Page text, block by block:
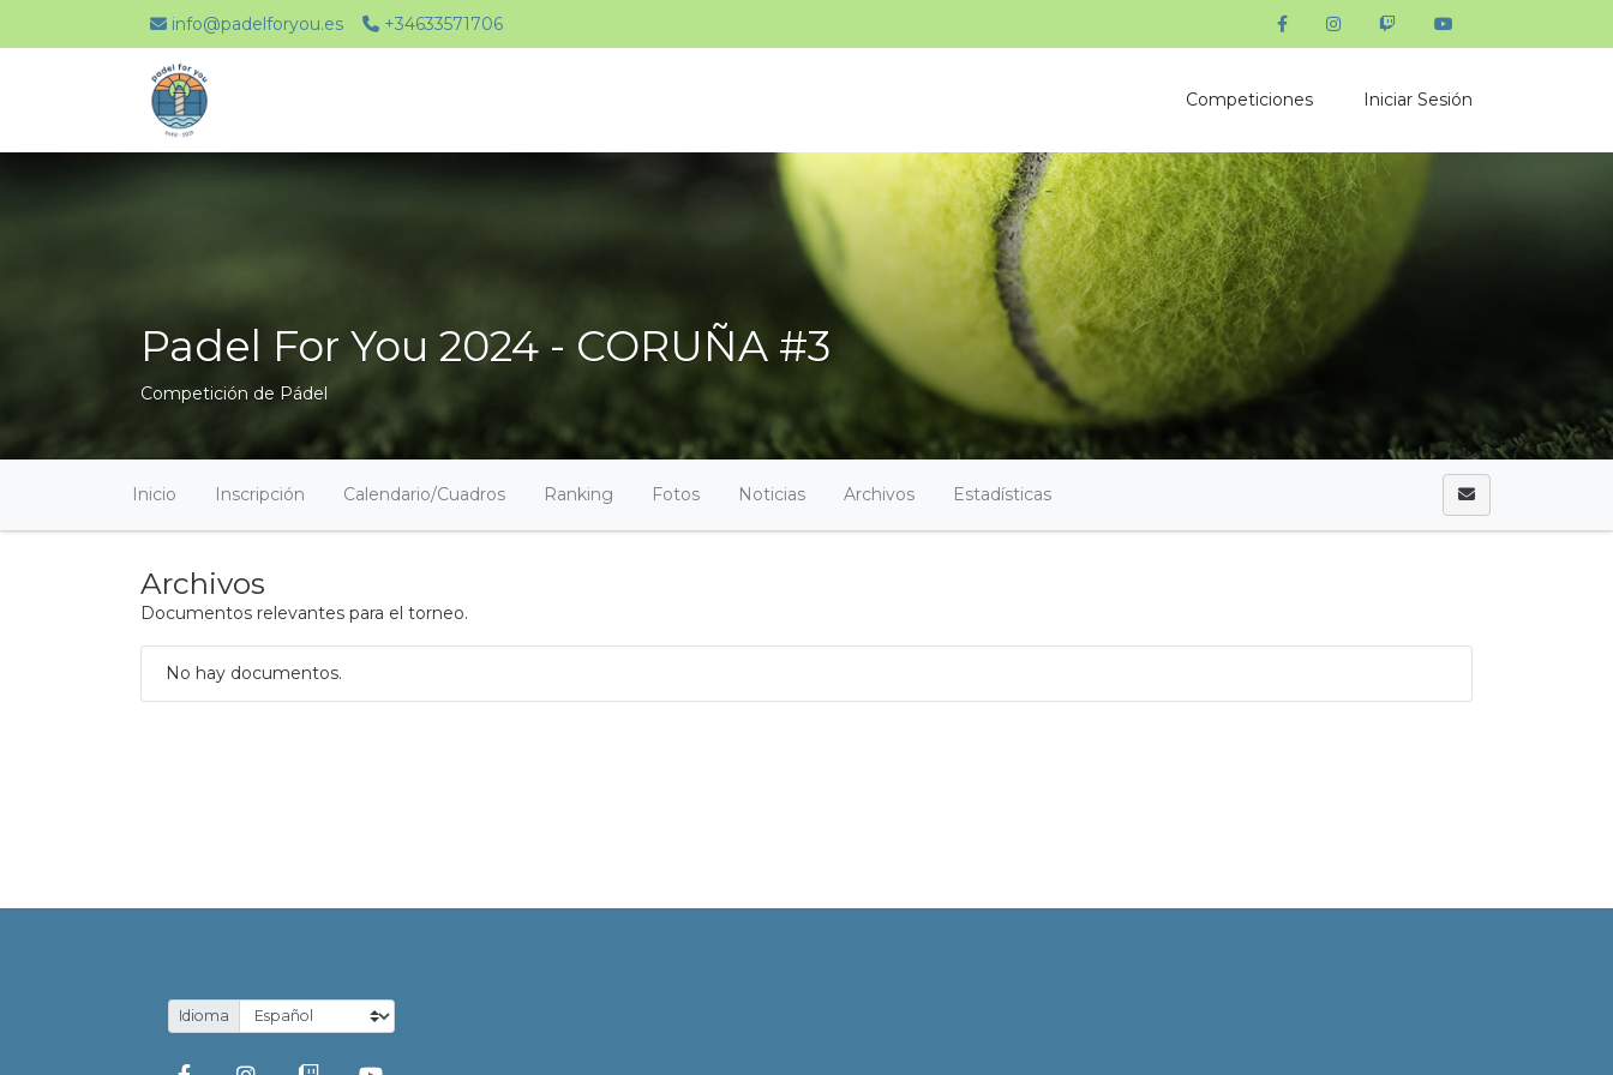
info@padelforyou.es +34633571706
Competiciones Iniciar Sesión
Padel For You 2024 - CORUÑA #3
Competición de Pádel
Inicio Inscripción Calendario/Cuadros Ranking Fotos Noticias Archivos Estadísticas
Archivos
Documentos relevantes para el torneo.
No hay documentos.
Idioma